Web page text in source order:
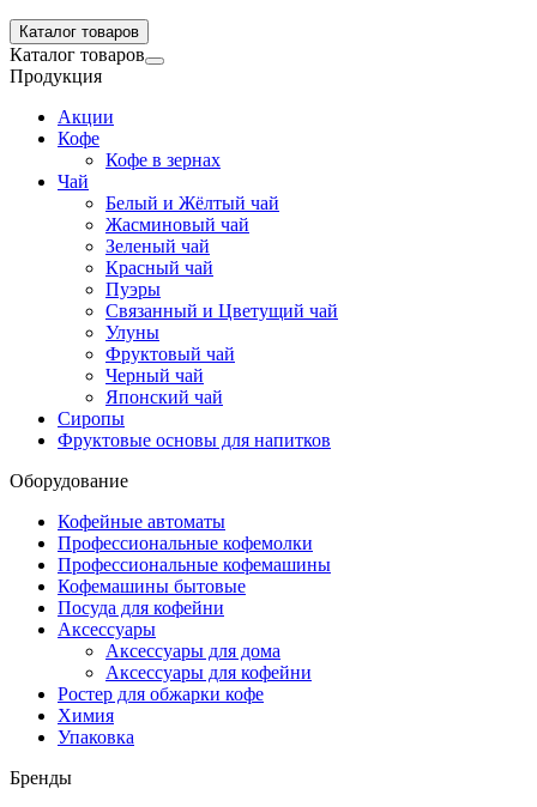
Каталог товаров
Каталог товаров
Продукция
Акции
Кофе
Кофе в зернах
Чай
Белый и Жёлтый чай
Жасминовый чай
Зеленый чай
Красный чай
Пуэры
Связанный и Цветущий чай
Улуны
Фруктовый чай
Черный чай
Японский чай
Сиропы
Фруктовые основы для напитков
Оборудование
Кофейные автоматы
Профессиональные кофемолки
Профессиональные кофемашины
Кофемашины бытовые
Посуда для кофейни
Аксессуары
Аксессуары для дома
Аксессуары для кофейни
Ростер для обжарки кофе
Химия
Упаковка
Бренды